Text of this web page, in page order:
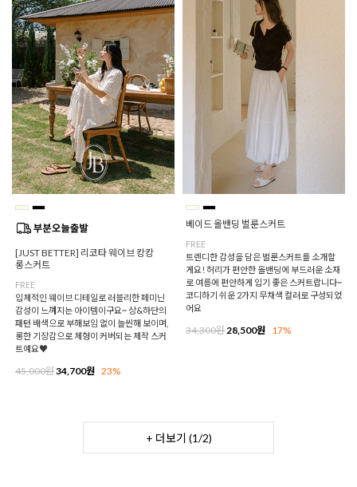
[JUST BETTER] 리코타 웨이브 캉캉
롱스커트
FREE
입체적인 웨이브 디테일로 러블리한 페미닌
감성이 느껴지는 아이템이구요~ 상&하단의
패턴 배색으로 부해보임 없이 늘씬해 보이며,
롱한 기장감으로 체형이 커버되는 제작 스커
트예요♥
45,000원34,700원 23%
베이드 올밴딩 벌룬스커트
FREE
트렌디한 감성을 담은 벌룬스커트를 소개할
게요! 허리가 편안한 올밴딩에 부드러운 소재
로 여름에 편안하게 입기 좋은 스커트랍니다~
코디하기 쉬운 2가지 무채색 컬러로 구성되었
어요
34,300원28,500원 17%
+ 더보기 (1/2)